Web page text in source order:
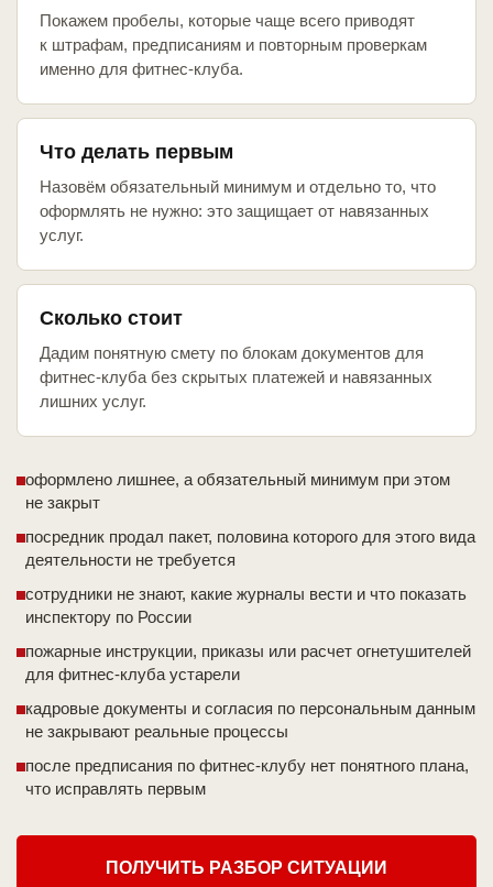
Покажем пробелы, которые чаще всего приводят
к штрафам, предписаниям и повторным проверкам
именно для фитнес-клуба.
Что делать первым
Назовём обязательный минимум и отдельно то, что
оформлять не нужно: это защищает от навязанных
услуг.
Сколько стоит
Дадим понятную смету по блокам документов для
фитнес-клуба без скрытых платежей и навязанных
лишних услуг.
оформлено лишнее, а обязательный минимум при этом
не закрыт
посредник продал пакет, половина которого для этого вида
деятельности не требуется
сотрудники не знают, какие журналы вести и что показать
инспектору по России
пожарные инструкции, приказы или расчет огнетушителей
для фитнес-клуба устарели
кадровые документы и согласия по персональным данным
не закрывают реальные процессы
после предписания по фитнес-клубу нет понятного плана,
что исправлять первым
ПОЛУЧИТЬ РАЗБОР СИТУАЦИИ